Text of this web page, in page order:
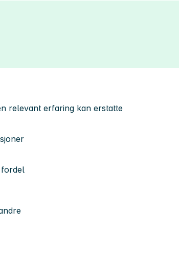
relevant erfaring kan erstatte